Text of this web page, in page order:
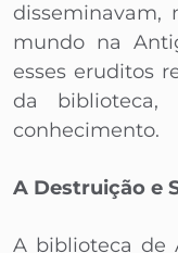
disseminavam,
mundo na
esses eruditos
da
conhecimento.
A Destruição e
A biblioteca de